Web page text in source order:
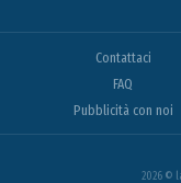
Contattaci
FAQ
Pubblicità con noi
2026 ©